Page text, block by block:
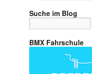
Suche im Blog
BMX Fahrschule